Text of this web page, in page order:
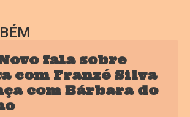
fala sobre
com Franzé Silva
com Bárbara do